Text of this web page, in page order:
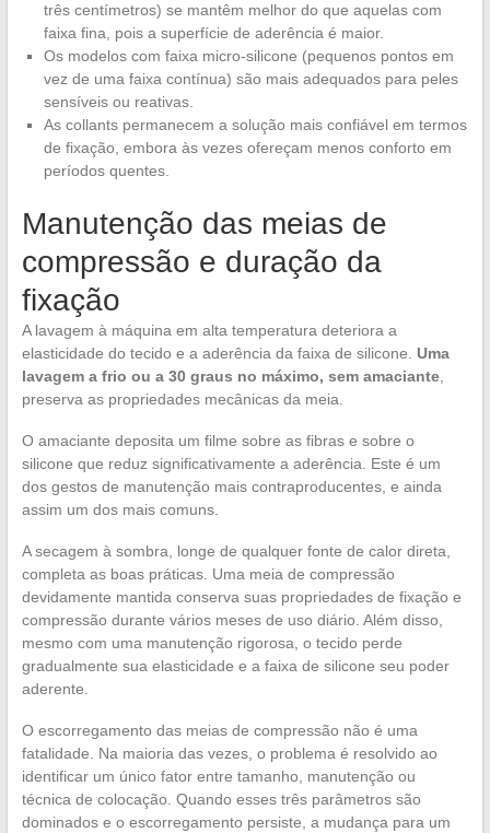
três centímetros) se mantêm melhor do que aquelas com
faixa fina, pois a superfície de aderência é maior.
Os modelos com faixa micro-silicone (pequenos pontos em
vez de uma faixa contínua) são mais adequados para peles
sensíveis ou reativas.
As collants permanecem a solução mais confiável em termos
de fixação, embora às vezes ofereçam menos conforto em
períodos quentes.
Manutenção das meias de
compressão e duração da
fixação
A lavagem à máquina em alta temperatura deteriora a
elasticidade do tecido e a aderência da faixa de silicone. Uma
lavagem a frio ou a 30 graus no máximo, sem amaciante,
preserva as propriedades mecânicas da meia.
O amaciante deposita um filme sobre as fibras e sobre o
silicone que reduz significativamente a aderência. Este é um
dos gestos de manutenção mais contraproducentes, e ainda
assim um dos mais comuns.
A secagem à sombra, longe de qualquer fonte de calor direta,
completa as boas práticas. Uma meia de compressão
devidamente mantida conserva suas propriedades de fixação e
compressão durante vários meses de uso diário. Além disso,
mesmo com uma manutenção rigorosa, o tecido perde
gradualmente sua elasticidade e a faixa de silicone seu poder
aderente.
O escorregamento das meias de compressão não é uma
fatalidade. Na maioria das vezes, o problema é resolvido ao
identificar um único fator entre tamanho, manutenção ou
técnica de colocação. Quando esses três parâmetros são
dominados e o escorregamento persiste, a mudança para um